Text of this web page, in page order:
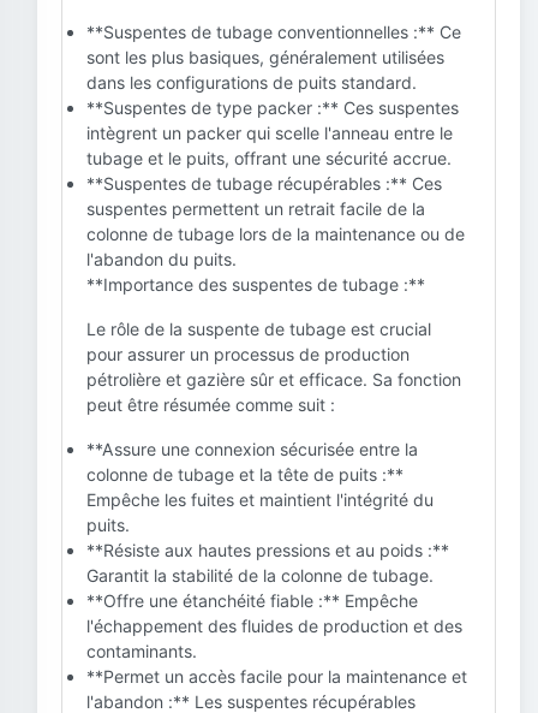
**Suspentes de tubage conventionnelles :** Ce
sont les plus basiques, généralement utilisées
dans les configurations de puits standard.
**Suspentes de type packer :** Ces suspentes
intègrent un packer qui scelle l'anneau entre le
tubage et le puits, offrant une sécurité accrue.
**Suspentes de tubage récupérables :** Ces
suspentes permettent un retrait facile de la
colonne de tubage lors de la maintenance ou de
l'abandon du puits.
**Importance des suspentes de tubage :**
Le rôle de la suspente de tubage est crucial
pour assurer un processus de production
pétrolière et gazière sûr et efficace. Sa fonction
peut être résumée comme suit :
**Assure une connexion sécurisée entre la
colonne de tubage et la tête de puits :**
Empêche les fuites et maintient l'intégrité du
puits.
**Résiste aux hautes pressions et au poids :**
Garantit la stabilité de la colonne de tubage.
**Offre une étanchéité fiable :** Empêche
l'échappement des fluides de production et des
contaminants.
**Permet un accès facile pour la maintenance et
l'abandon :** Les suspentes récupérables